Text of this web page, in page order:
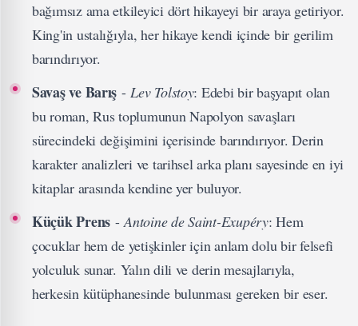
bağımsız ama etkileyici dört hikayeyi bir araya getiriyor.
King'in ustalığıyla, her hikaye kendi içinde bir gerilim
barındırıyor.
Savaş ve Barış -Lev Tolstoy: Edebi bir başyapıt olan
bu roman, Rus toplumunun Napolyon savaşları
sürecindeki değişimini içerisinde barındırıyor. Derin
karakter analizleri ve tarihsel arka planı sayesinde en iyi
kitaplar arasında kendine yer buluyor.
Küçük Prens -Antoine de Saint-Exupéry: Hem
çocuklar hem de yetişkinler için anlam dolu bir felsefi
yolculuk sunar. Yalın dili ve derin mesajlarıyla,
herkesin kütüphanesinde bulunması gereken bir eser.